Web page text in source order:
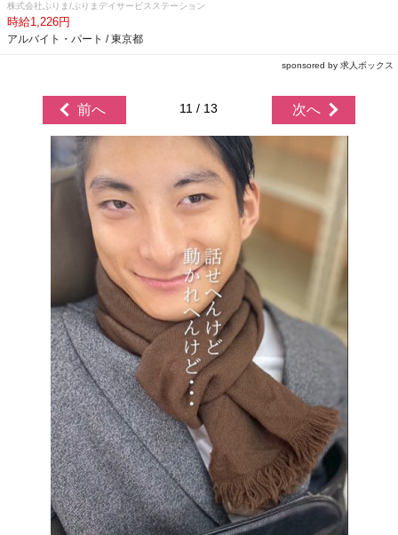
株式会社ぷりま/ぷりまデイサービスステーション
時給1,226円
アルバイト・パート / 東京都
sponsored by 求人ボックス
前へ 11 / 13 次へ